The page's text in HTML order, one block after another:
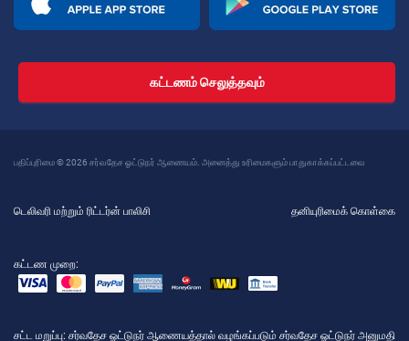
கட்டணம் செலுத்தவும்
பதிப்புரிமை © 2026 சர்வதேச ஓட்டுநர் ஆணையம். அனைத்து உரிமைகளும் பாதுகாக்கப்பட்டவை
டெலிவரி மற்றும் ரிட்டர்ன் பாலிசி தனியுரிமைக் கொள்கை
கட்டண முறை:
சட்ட மறுப்பு: சர்வதேச ஓட்டுநர் ஆணையத்தால் வழங்கப்படும் சர்வதேச ஓட்டுநர் அனுமதி